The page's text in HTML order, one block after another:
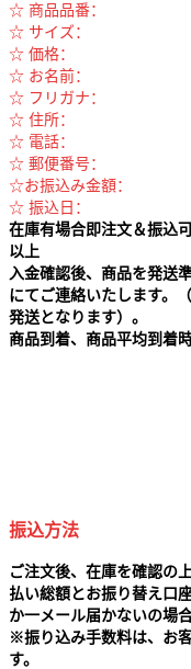
☆ 商品品番：
☆ サイズ：
☆ 価格：
☆ お名前：
☆ フリガナ：
☆ 住所：
☆ 電話：
☆ 郵便番号：
☆お振込み金額：
☆ 振込日：
在庫有場合即注文＆振込
以上
入金確認後、商品を発送
にてご連絡いたします。
発送となります）。
商品到着、商品平均到着
振込方法
ご注文後、在庫を確認の
払い総額とお振り替え口
か一メール届かないの場
※振り込み手数料は、お
す。